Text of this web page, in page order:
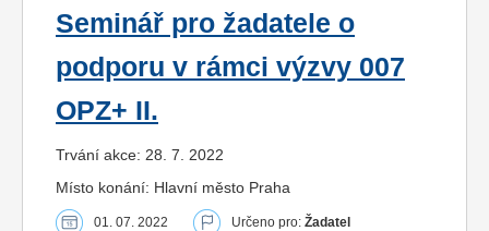
Seminář pro žadatele o
podporu v rámci výzvy 007
OPZ+ II.
Trvání akce: 28. 7. 2022
Místo konání: Hlavní město Praha
01. 07. 2022 Určeno pro: Žadatel